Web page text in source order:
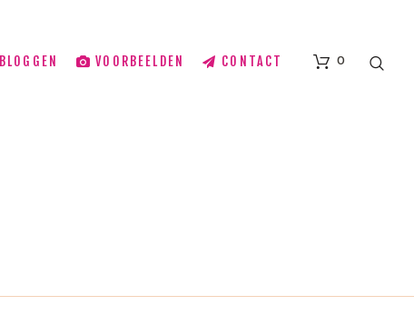
0
BLOGGEN VOORBEELDEN CONTACT